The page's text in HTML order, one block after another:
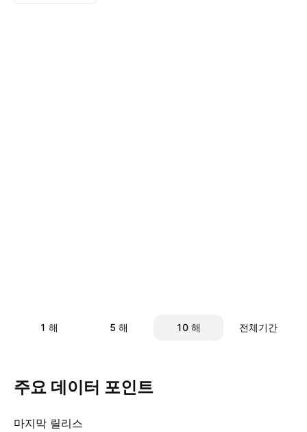
1 해 5 해 10 해 전체기간
주요 데이터 포인트
마지막 릴리스